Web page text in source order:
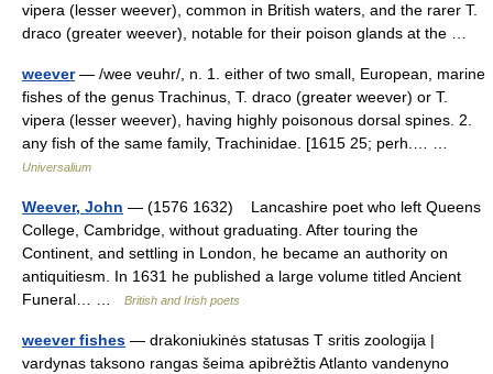
vipera (lesser weever), common in British waters, and the rarer T.
draco (greater weever), notable for their poison glands at the …
weever— /wee veuhr/, n. 1. either of two small, European, marine
fishes of the genus Trachinus, T. draco (greater weever) or T.
vipera (lesser weever), having highly poisonous dorsal spines. 2.
any fish of the same family, Trachinidae. [1615 25; perh.… …
Universalium
Weever, John — (1576 1632) Lancashire poet who left Queens
College, Cambridge, without graduating. After touring the
Continent, and settling in London, he became an authority on
antiquitiesm. In 1631 he published a large volume titled Ancient
Funeral… …
British and Irish poets
weever fishes — drakoniukinės statusas T sritis zoologija |
vardynas taksono rangas šeima apibrėžtis Atlanto vandenyno